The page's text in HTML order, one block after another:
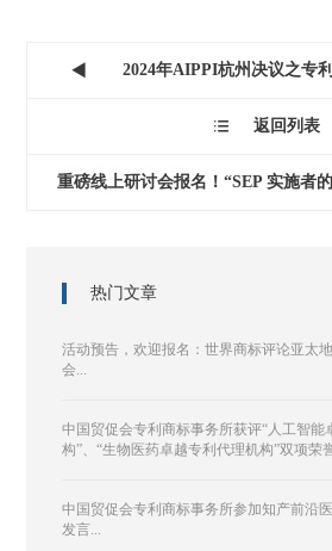
 2024年AIPPI杭州决议之专
 返回列表
重磅线上研讨会报名！“SEP 实施者
热门文章
活动预告，欢迎报名：世界商标评论亚太
会...
中国贸促会专利商标事务所获评“人工智能
构”、“生物医药卓越专利代理机构”双项荣
中国贸促会专利商标事务所参加知产前沿
发言...